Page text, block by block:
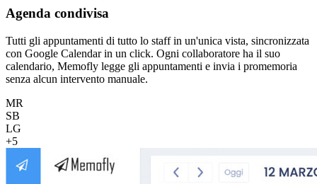
Agenda condivisa
Tutti gli appuntamenti di tutto lo staff in un'unica vista, sincronizzata
con Google Calendar in un click. Ogni collaboratore ha il suo
calendario, Memofly legge gli appuntamenti e invia i promemoria
senza alcun intervento manuale.
MR
SB
LG
+5